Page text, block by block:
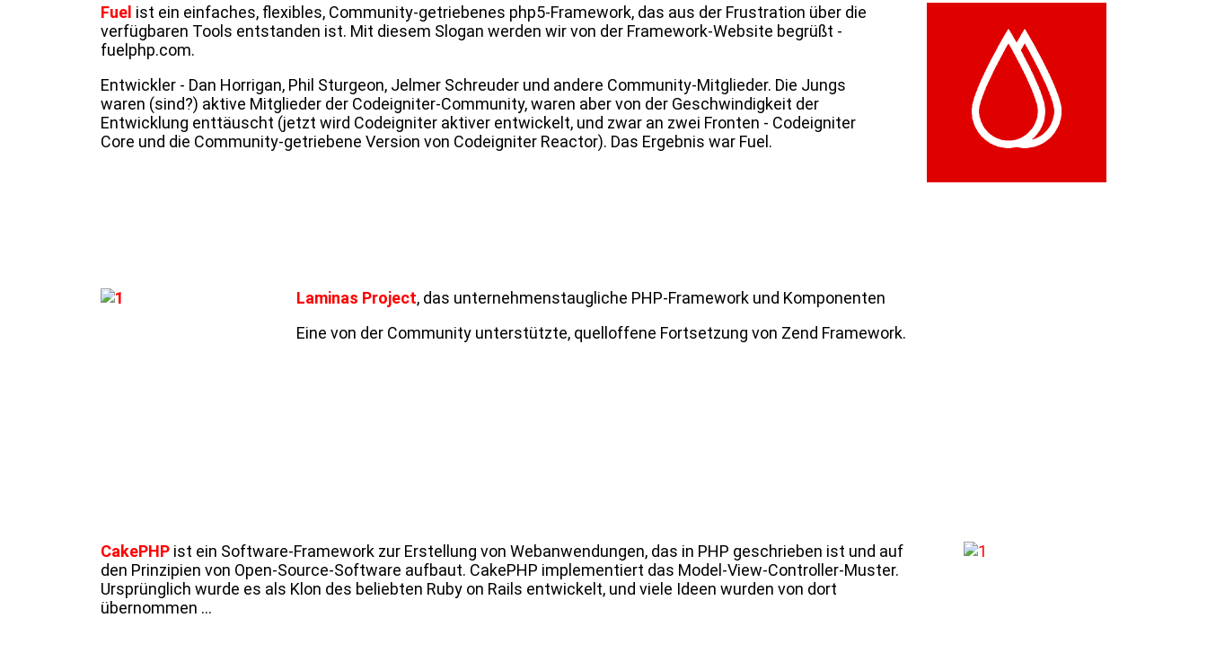
Fuel ist ein einfaches, flexibles, Community-getriebenes php5-Framework, das aus der Frustration über die
verfügbaren Tools entstanden ist. Mit diesem Slogan werden wir von der Framework-Website begrüßt -
fuelphp.com.
Entwickler - Dan Horrigan, Phil Sturgeon, Jelmer Schreuder und andere Community-Mitglieder. Die Jungs
waren (sind?) aktive Mitglieder der Codeigniter-Community, waren aber von der Geschwindigkeit der
Entwicklung enttäuscht (jetzt wird Codeigniter aktiver entwickelt, und zwar an zwei Fronten - Codeigniter
Core und die Community-getriebene Version von Codeigniter Reactor). Das Ergebnis war Fuel.
Laminas Project, das unternehmenstaugliche PHP-Framework und Komponenten
Eine von der Community unterstützte, quelloffene Fortsetzung von Zend Framework.
CakePHP ist ein Software-Framework zur Erstellung von Webanwendungen, das in PHP geschrieben ist und auf
den Prinzipien von Open-Source-Software aufbaut. CakePHP implementiert das Model-View-Controller-Muster.
Ursprünglich wurde es als Klon des beliebten Ruby on Rails entwickelt, und viele Ideen wurden von dort
übernommen ...